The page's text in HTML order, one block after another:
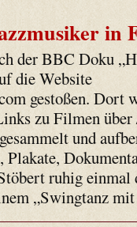
in
der BBC Doku
die Website
gestoßen. Dort
zu Filmen
und
ruhig einmal
„Swingtanz